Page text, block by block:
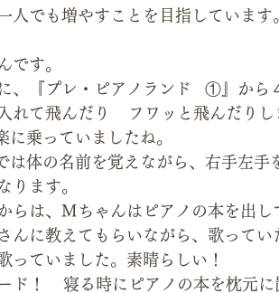
人でも増やすことを目指しています
です。
、『プレ・ピアノランド   ①』から
れて飛んだり    フワッと飛んだり
に乗っていましたね。
は体の名前を覚えながら、右手左手
ります。
らは、Mちゃんはピアノの本を出し
んに教えてもらいながら、歌って
っていました。素晴らしい！
ド！    寝る時にピアノの本を枕元